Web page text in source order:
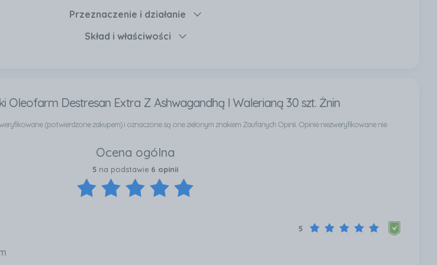
Przeznaczenie i działanie
Skład i właściwości
Oleofarm Destresan Extra Z Ashwagandhą I Walerianą 30 szt. Żnin
(potwierdzone zakupem) i oznaczone są one zielonym znakiem Zaufanych Opinii. Opinie niezweryfikowane nie
Ocena ogólna
5 na podstawie 6 opinii
5